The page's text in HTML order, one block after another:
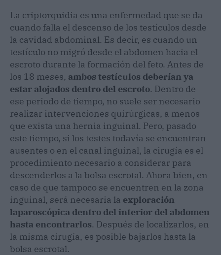
La criptorquidia es una enfermedad que se da
cuando falla el descenso de los testículos desde
la cavidad abdominal. Es decir, es cuando un
testículo no migró desde el abdomen hacia el
escroto durante la formación del feto. Antes de
los 18 meses, ambos testículos deberían ya
estar alojados dentro del escroto. Dentro de
ese periodo de tiempo, no suele ser necesario
realizar intervenciones quirúrgicas, a menos
que exista una hernia inguinal. Pero, pasado
este tiempo, si los testes todavía se encuentran
ausentes o en el canal inguinal, la cirugía es el
procedimiento necesario a considerar para
descenderlos a la bolsa escrotal. Ahora bien, en
caso de que tampoco se encuentren en la zona
inguinal, será necesaria la exploración
laparoscópica dentro del interior del abdomen
hasta encontrarlos. Después de localizarlos, en
la misma cirugía, es posible bajarlos hasta la
bolsa escrotal.